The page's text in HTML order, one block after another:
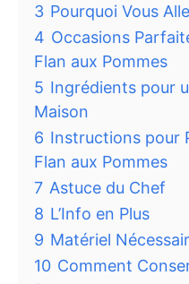
3 Pourquoi Vous
4 Occasions
Flan aux Pommes
5 Ingrédients pour
Maison
6 Instructions pour
Flan aux Pommes
7 Astuce du Chef
8 L’Info en Plus
9 Matériel
10 Comment